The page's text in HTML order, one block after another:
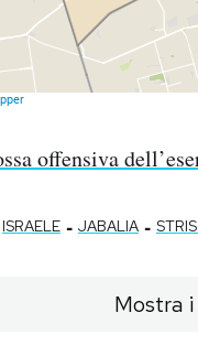
offensiva
ISRAELE - JABALIA -
Mostra